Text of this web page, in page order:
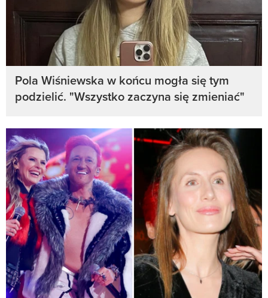
Pola Wiśniewska w końcu mogła się tym
podzielić. "Wszystko zaczyna się zmieniać"